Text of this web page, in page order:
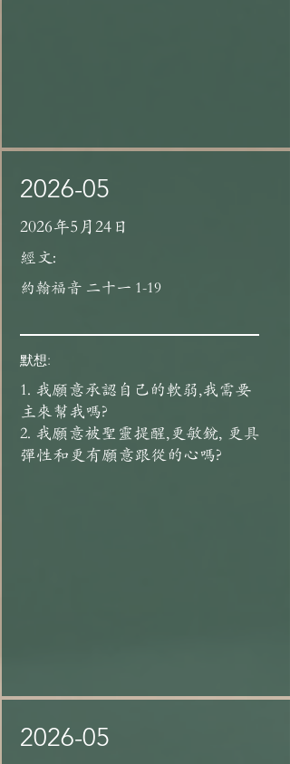
2026-05
2026年5月24日
經文:
約翰福音 二十一 1-19
默想:
1. 我願意承認自己的軟弱,我需要
主來幫我嗎?
2. 我願意被聖靈提醒,更敏銳, 更具
彈性和更有願意跟從的心嗎?
2026-05